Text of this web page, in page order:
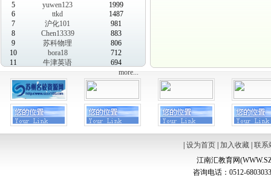
5
yuwen123
1999
6
ttkd
1487
7
沪化101
981
8
Chen13339
883
9
苏科物理
806
10
bora18
712
11
牛津英语
694
more...
设为首页| 加入收藏| 联系
江南汇教育网
咨询电话：0512-